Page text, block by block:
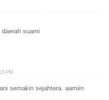
suami
PM
semakin sejahtera. aamiin